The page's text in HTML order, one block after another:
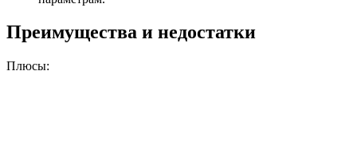
Преимущества и недостатки
Плюсы: